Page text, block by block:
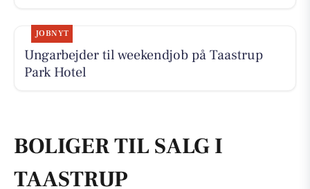
JOBNYT
Ungarbejder til weekendjob på Taastrup
Park Hotel
BOLIGER TIL SALG I
TAASTRUP